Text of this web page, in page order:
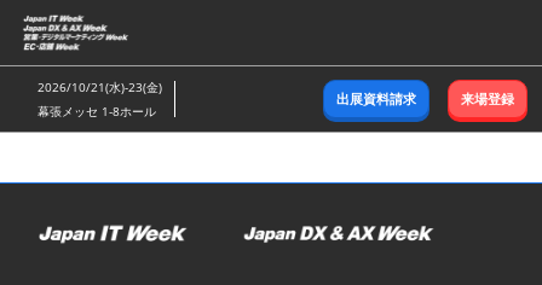
ス
キ
ッ
し
2026/10/21(水)-23(金)
幕張メッセ 1-8ホール
出展資料請求 来場登録